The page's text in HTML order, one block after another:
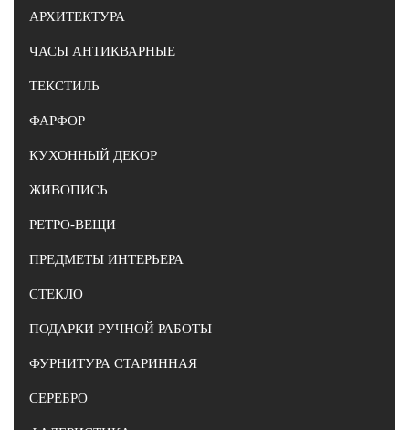
АРХИТЕКТУРА
ЧАСЫ АНТИКВАРНЫЕ
ТЕКСТИЛЬ
ФАРФОР
КУХОННЫЙ ДЕКОР
ЖИВОПИСЬ
РЕТРО-ВЕЩИ
ПРЕДМЕТЫ ИНТЕРЬЕРА
СТЕКЛО
ПОДАРКИ РУЧНОЙ РАБОТЫ
ФУРНИТУРА СТАРИННАЯ
СЕРЕБРО